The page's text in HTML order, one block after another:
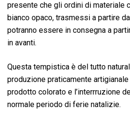
presente che gli ordini di materiale
bianco opaco, trasmessi a partire
potranno essere in consegna a
in avanti.
Questa tempistica è del tutto
produzione praticamente
prodotto colorato e l’interrruzione
normale periodo di ferie natalizie.